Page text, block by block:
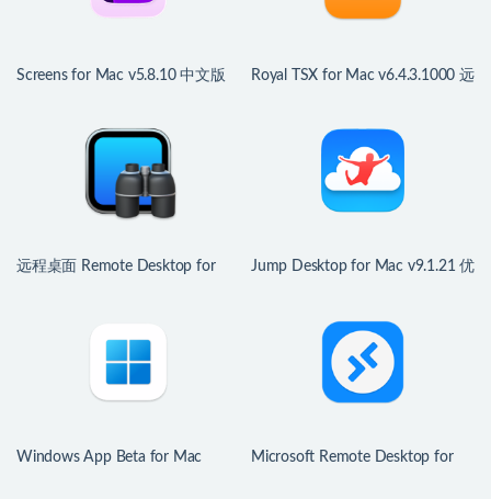
Screens for Mac v5.8.10 中文版
Royal TSX for Mac v6.4.3.1000 远
远程桌面 Remote Desktop for
Jump Desktop for Mac v9.1.21 优
Windows App Beta for Mac
Microsoft Remote Desktop for